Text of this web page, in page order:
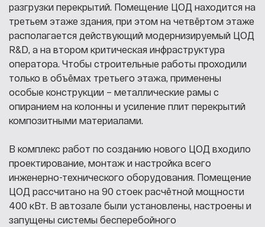
разгрузки перекрытий. Помещение ЦОД находится на
третьем этаже здания, при этом на четвёртом этаже
располагается действующий модернизируемый ЦОД
R&D, а на втором критическая инфраструктура
оператора. Чтобы строительные работы проходили
только в объёмах третьего этажа, применены
особые конструкции – металлические рамы с
опиранием на колонны и усиление плит перекрытий
композитными материалами.
В комплекс работ по созданию нового ЦОД входило
проектирование, монтаж и настройка всего
инженерно-технического оборудования. Помещение
ЦОД рассчитано на 90 стоек расчётной мощности
400 кВт. В автозале были установлены, настроены и
запущены системы бесперебойного